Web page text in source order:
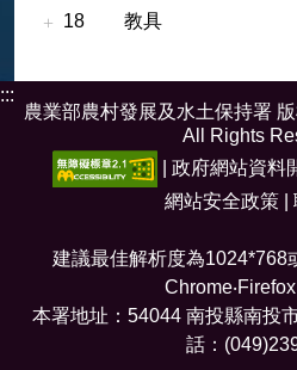
18 教具
:::
農業部農村發展及水土保持署
All Rights
政府網站資料
網站安全政策
建議最佳解析度為1024*768
本署地址：54044 南投縣南投
話：